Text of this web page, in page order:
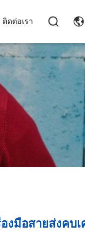
ติดต่อเรา
งมือสายส่งคบ